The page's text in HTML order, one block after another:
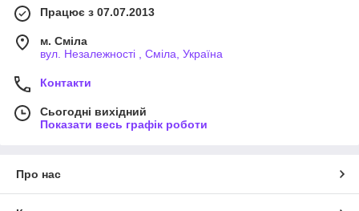
Працює з 07.07.2013
м. Сміла
вул. Незалежності , Сміла, Україна
Контакти
Сьогодні вихідний
Показати весь графік роботи
Про нас